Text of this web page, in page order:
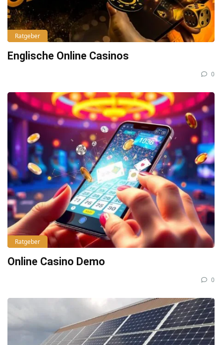
Ratgeber
Englische Online Casinos
0
Ratgeber
Online Casino Demo
0